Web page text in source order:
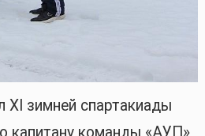
XI зимней спартакиады
капитану команды «АУП»